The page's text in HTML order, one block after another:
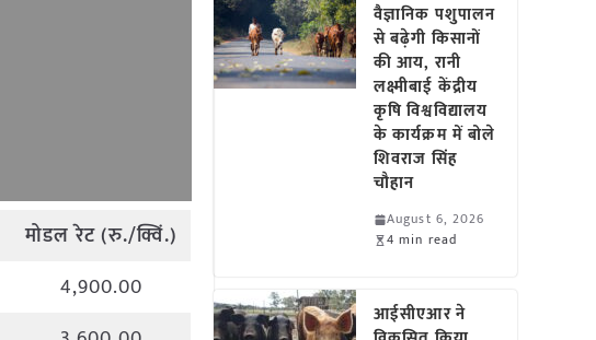
मोडल रेट(रु./क्विं.)
4,900.00
वैज्ञानिक पशुपालन
से बढ़ेगी किसानों
की आय, रानी
लक्ष्मीबाई केंद्रीय
कृषि विश्वविद्यालय
के कार्यक्रम में बोले
शिवराज सिंह
चौहान
August 6, 2026
4 min read
आईसीएआर ने